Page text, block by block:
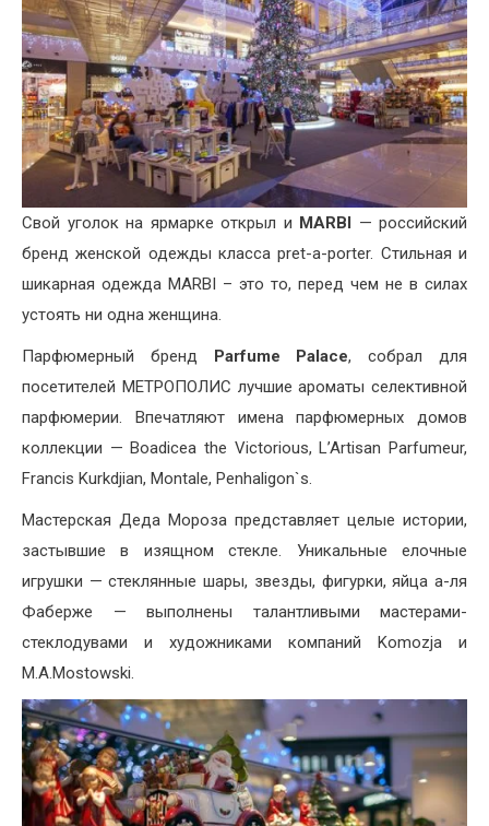
Свой уголок на ярмарке открыл и MARBI — российский
бренд женской одежды класса pret-a-porter. Стильная и
шикарная одежда MARBI – это то, перед чем не в силах
устоять ни одна женщина.
Парфюмерный бренд Parfume Palace, собрал для
посетителей МЕТРОПОЛИС лучшие ароматы селективной
парфюмерии. Впечатляют имена парфюмерных домов
коллекции — Boadicea the Victorious, L’Artisan Parfumeur,
Francis Kurkdjian, Montale, Penhaligon`s.
Мастерская Деда Мороза представляет целые истории,
застывшие в изящном стекле. Уникальные елочные
игрушки — стеклянные шары, звезды, фигурки, яйца а-ля
Фаберже — выполнены талантливыми мастерами-
стеклодувами и художниками компаний Komozja и
M.A.Mostowski.